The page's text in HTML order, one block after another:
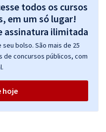
todos os cursos
em um só lugar!
bolso. São mais de 25
de concursos públicos, com
hoje